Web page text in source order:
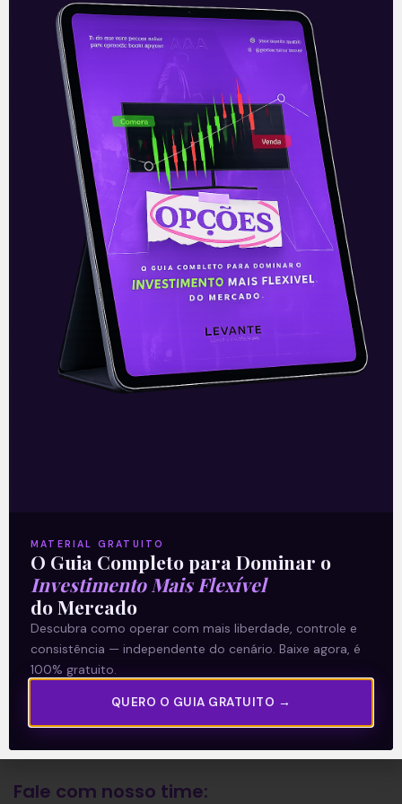
Oi faz acordo com BTG
Na manhã desta segunda-feira (12),
antes da abertura do mercado a Oi
(OIBR3/OIBR4) anunciou a conclusão da
maior transação de private equity já feita
Leia mais
13/04/2021
Política de Privacidade
Explore
Artigos
E Eu Com Isso?
Vídeos no Youtube
Manuais de Investimento
Fale com nosso time:
MATERIAL GRATUITO
O Guia Completo para Dominar o
Investimento Mais Flexível
do Mercado
Descubra como operar com mais liberdade, controle e
consistência — independente do cenário. Baixe agora, é
100% gratuito.
QUERO O GUIA GRATUITO →